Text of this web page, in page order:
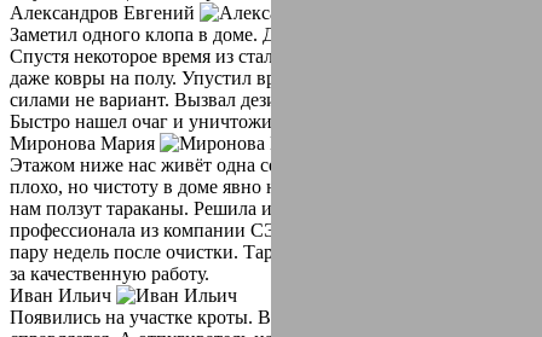
Александров Евгений
Заметил одного клопа в доме. Думал ну один не страшно.
Спустя некоторое время из стало больше. Стали пожирать
даже ковры на полу. Упустил время. И теперь бороться своими
силами не вариант. Вызвал дезинфектора. Отличная работа.
Быстро нашел очаг и уничтожил их. Все заняло около часа.
Миронова Мария
Этажом ниже нас живёт одна семья. Не сказать что живут
плохо, но чистоту в доме явно не соблюдают. Так как от них к
нам ползут тараканы. Решила избавиться от них с помощью
профессионала из компании СЭС Гордезстанция. Прошло
пару недель после очистки. Тараканы не появлялись, спасибо
за качественную работу.
Иван Ильич
Появились на участке кроты. Вся землю перерыли. Собака не